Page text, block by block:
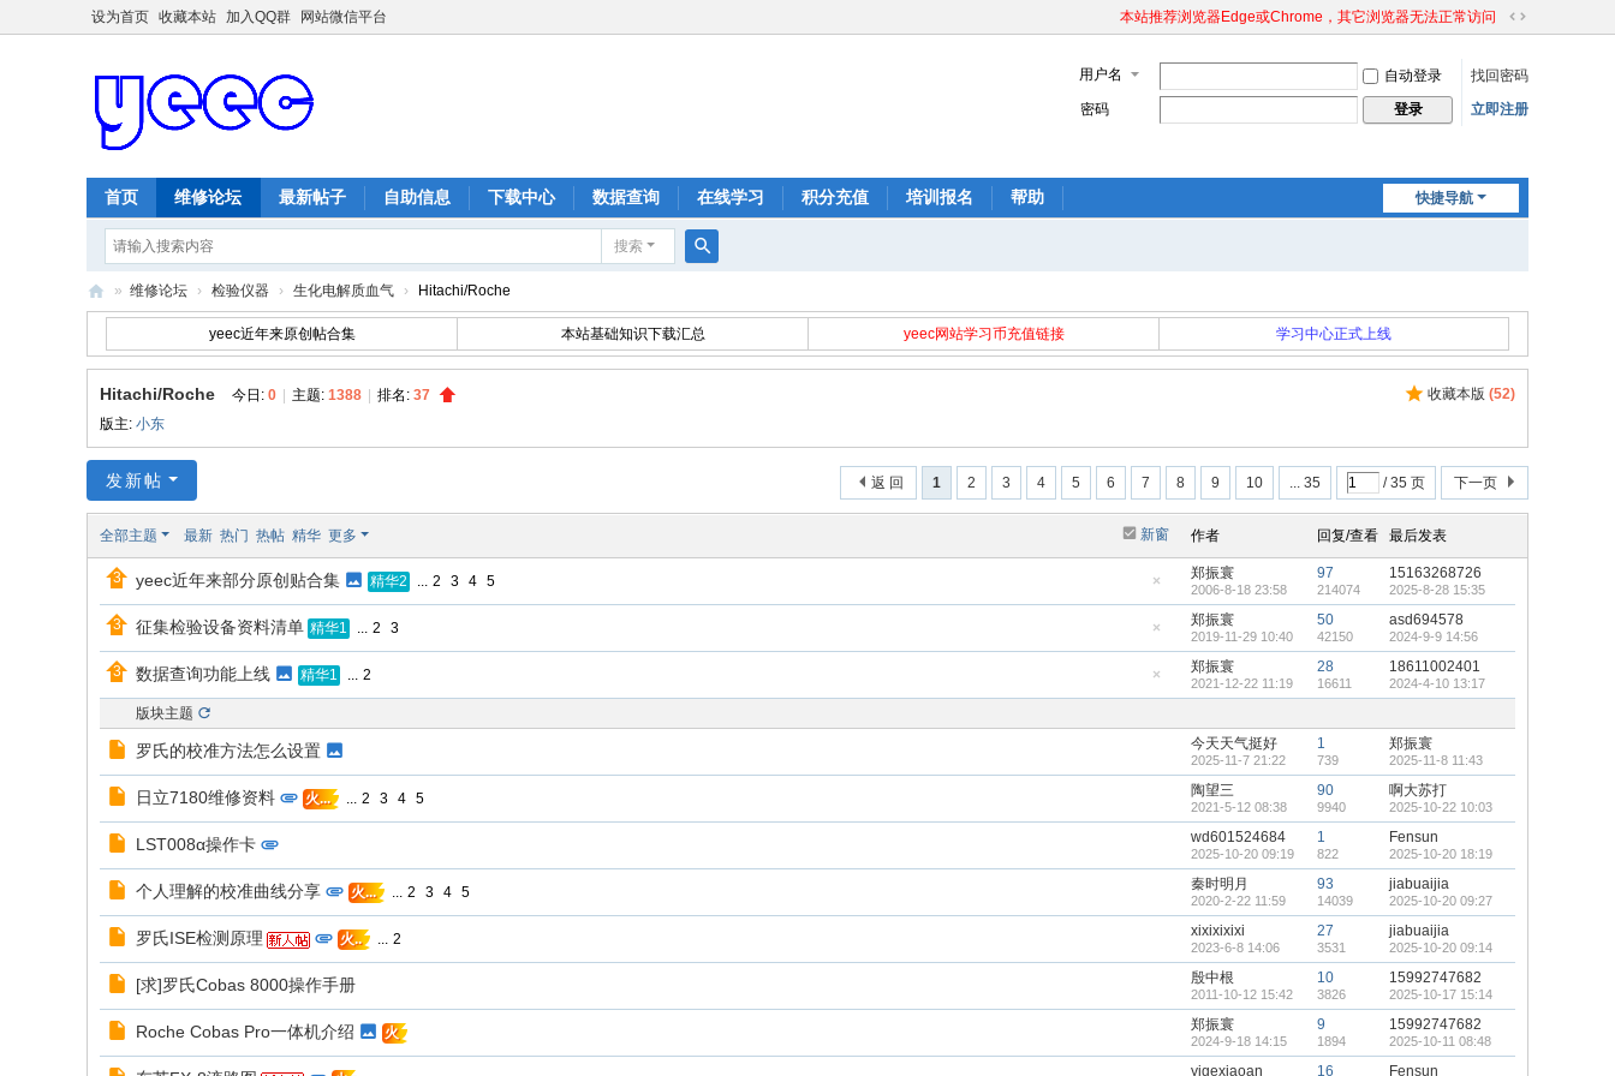
设为首页 收藏本站 加入QQ群 网站微信平台 本站推荐浏览器Edge或Chrome，其它浏览器无法正常访问
切
到
宽
用户名 自动登录
找回密码
密码
登录 立即注册
快捷导航
首页 维修论坛 最新帖子 自助信息 下载中心 数据查询 在线学习 积分充值 培训报名 帮助
搜索
索
ec
维
修
网
» 维修论坛 › 检验仪器 › 生化电解质血气 › Hitachi/Roche
yeec近年来原创帖合集 本站基础知识下载汇总 yeec网站学习币充值链接 学习中心正式上线
收藏本版 (52)
Hitachi/Roche 今日: 0 主题: 1388 排名: 37
版主: 小东
1 2 3 4 5 6 7 8 9 10 ... 35 / 35 页 下一页
返 回
发新帖
新窗
全部主题 最新 热门 热帖 精华 更多 作者 回复/查看 最后发表
藏
置
帖
yeec近年来部分原创贴合集 精华2 ... 2 3 4 5 郑振寰
2006-8-18 23:58
97
214074
15163268726
2025-8-28 15:35
藏
置
帖
征集检验设备资料清单 精华1 ... 2 3 郑振寰
2019-11-29 10:40
50
42150
asd694578
2024-9-9 14:56
藏
顶
数据查询功能上线 精华1 ... 2 郑振寰
2021-12-22 11:19
28
16611
18611002401
2024-4-10 13:17
版块主题
罗氏的校准方法怎么设置 今天天气挺好
2025-11-7 21:22
1
739
郑振寰
2025-11-8 11:43
日立7180维修资料 火... ... 2 3 4 5 陶望三
2021-5-12 08:38
90
9940
啊大苏打
2025-10-22 10:03
LST008α操作卡 wd601524684
2025-10-20 09:19
1
822
Fensun
2025-10-20 18:19
个人理解的校准曲线分享 火... ... 2 3 4 5 秦时明月
2020-2-22 11:59
93
14039
jiabuaijia
2025-10-20 09:27
罗氏ISE检测原理 火.. ... 2 xixixixixi
2023-6-8 14:06
27
3531
jiabuaijia
2025-10-20 09:14
[求]罗氏Cobas 8000操作手册 殷中根
2011-10-12 15:42
10
3826
15992747682
2025-10-17 15:14
Roche Cobas Pro一体机介绍 火
郑振寰
2024-9-18 14:15
9
1894
15992747682
2025-10-11 08:48
yigexiaoan 16 Fensun